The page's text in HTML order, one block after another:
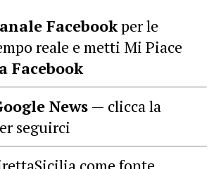
Facebookper le
reale e metti Mi Piace
Facebook
News — clicca la
seguirci